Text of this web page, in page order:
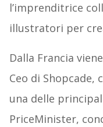
l’imprenditrice
illustratori per
Dalla Francia viene
Ceo di Shopcade,
una delle
PriceMinister,